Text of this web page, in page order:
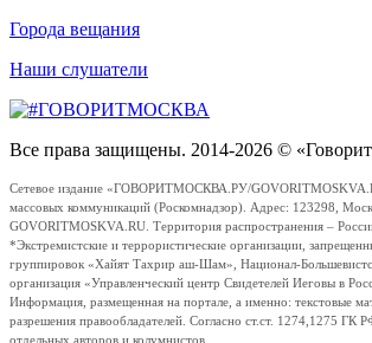
Города вещания
Наши слушатели
Все права защищены. 2014-2026 ©
Сетевое издание «ГОВОРИТМОСКВА.РУ/
массовых коммуникаций (Роскомнадзор). Адрес: 123298,
GOVORITMOSKVA.RU. Территория распространения –
*Экстремистские и террористические организации,
группировок «Хайят Тахрир аш-Шам», Национал-
организация «Управленческий центр Свидетелей Иеговы в
Информация, размещенная на портале, а именно: текстовые
разрешения правообладателей. Согласно ст.ст. 1274,1275 ГК
отдельных авторов и колумнистов.